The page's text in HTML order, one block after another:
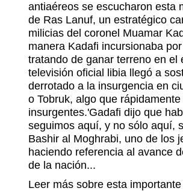
antiaéreos se escucharon esta
de Ras Lanuf, un estratégico
milicias del coronel Muamar
manera Kadafi incursionaba
tratando de ganar terreno en
televisión oficial libia llegó a
derrotado a la insurgencia en
o Tobruk, algo que
insurgentes.'Gadafi dijo que
seguimos aquí, y no sólo aquí,
Bashir al Moghrabi, uno de los
haciendo referencia al avance
de la nación...
Leer más sobre esta